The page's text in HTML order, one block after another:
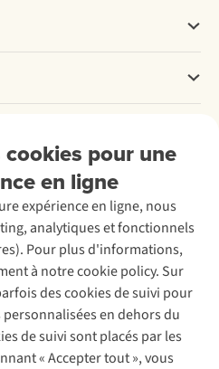
pour une
en ligne
expérience en ligne, nous
analytiques et fonctionnels
Pour plus d'informations,
à notre cookie policy. Sur
des cookies de suivi pour
en dehors du
de suivi sont placés par les
« Accepter tout », vous
nous